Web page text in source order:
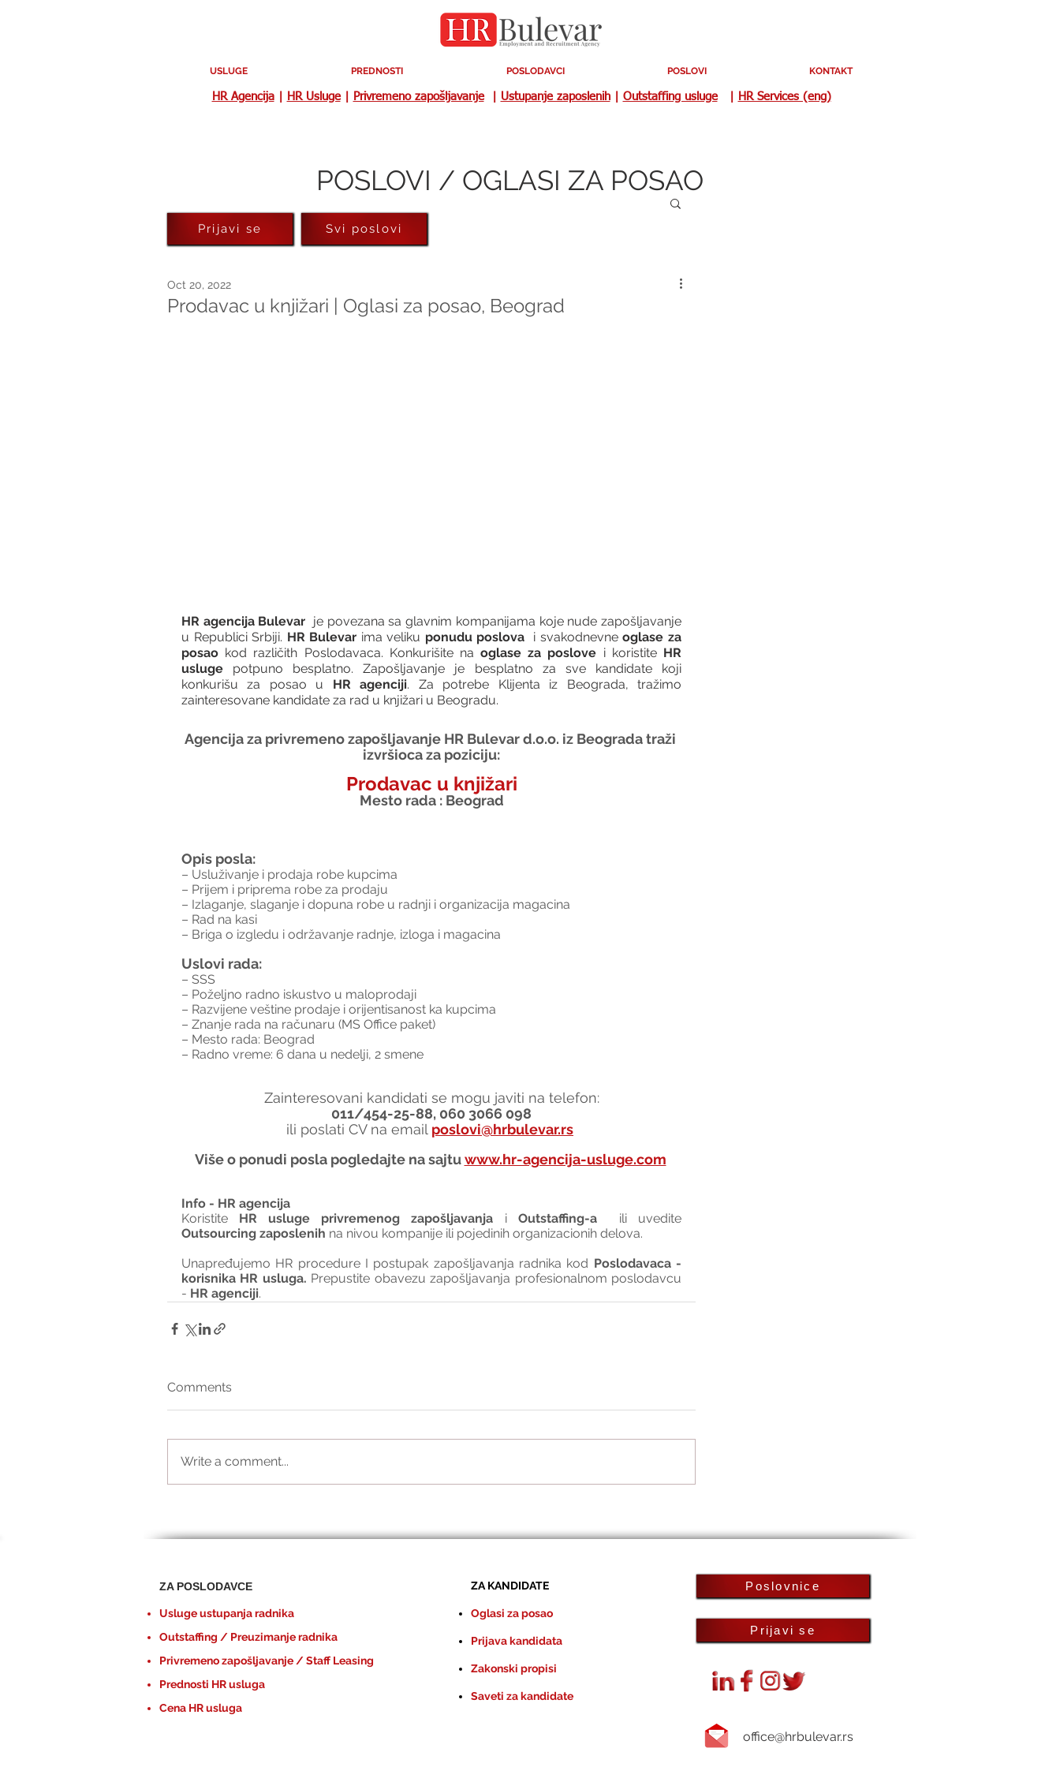
USLUGE PREDNOSTI POSLODAVCI POSLOVI KONTAKT
HR Agencija| HR Usluge| Privremeno zapošljavanje| Ustupanje zaposlenih| Outstaffing usluge| HR Services (eng)
POSLOVI / OGLASI ZA POSAO
Prodavac u knjižari | Oglasi za posao, Beograd
Oct 20, 2022
HR agencija Bulevar
  je povezana sa glavnim kompanijama koje nude zapošljavanje
u Republici Srbiji. HR Bulevar ima veliku ponudu poslova
  i svakodnevne
oglase za
posao kod različith Poslodavaca. Konkurišite na oglase za poslove i koristite HR
usluge potpuno besplatno. Zapošljavanje je besplatno za sve kandidate koji
konkurišu za posao u HR agenciji. Za potrebe Klijenta iz Beograda, tražimo
zainteresovane kandidate za rad u knjižari u Beogradu.
Agencija za privremeno zapošljavanje HR Bulevar d.o.o. iz Beograda traži
izvršioca za poziciju:
Prodavac u knjižari
Mesto rada : Beograd
Opis posla:
– Usluživanje i prodaja robe kupcima
– Prijem i priprema robe za prodaju
– Izlaganje, slaganje i dopuna robe u radnji i organizacija magacina
– Rad na kasi
– Briga o izgledu i održavanje radnje, izloga i magacina
Uslovi rada:
– SSS
– Poželjno radno iskustvo u maloprodaji
– Razvijene veštine prodaje i orijentisanost ka kupcima
– Znanje rada na računaru (MS Office paket)
– Mesto rada: Beograd
– Radno vreme: 6 dana u nedelji, 2 smene
Zainteresovani kandidati se mogu javiti na telefon:
011/454-25-88, 060 3066 098
ili poslati CV na email poslovi@hrbulevar.rs
Više o ponudi posla pogledajte na sajtu www.hr-agencija-usluge.com
Info - HR agencija
Koristite HR usluge privremenog zapošljavanja i Outstaffing-a
Outsourcing zaposlenih na nivou kompanije ili pojedinih organizacionih delova.
Unapređujemo HR procedure I postupak zapošljavanja radnika kod Poslodavaca -
korisnika HR usluga. Prepustite obavezu zapošljavanja profesionalnom poslodavcu
- HR agenciji.
Comments
Write a comment...
Prijavi se Svi poslovi
ZA POSLODAVCE
Usluge ustupanja radnika
Outstaffing / Preuzimanje radnika
Privremeno zapošljavanje / Staff Leasing
Prednosti HR usluga
Cena HR usluga
ZA KANDIDATE
Oglasi za posao
Prijava kandidata
Zakonski propisi
Saveti za kandidate
Poslovnice
Prijavi se
office@hrbulevar.rs